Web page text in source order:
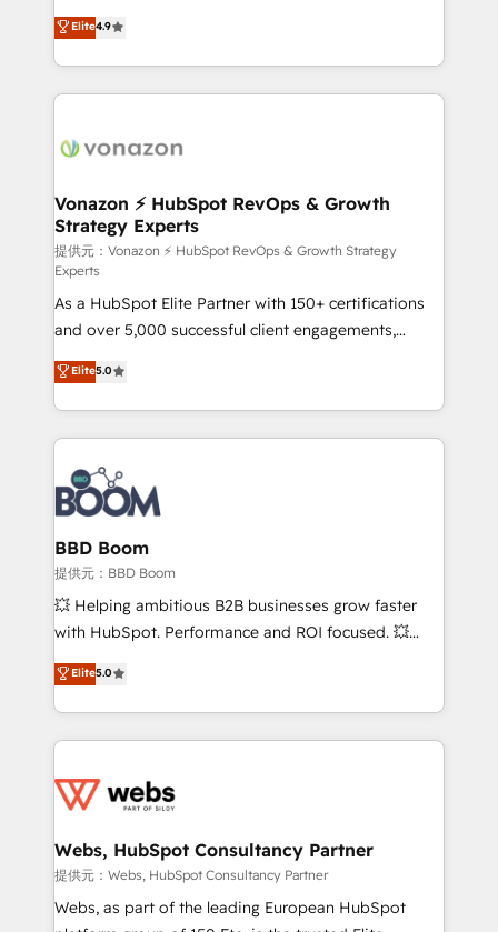
B2B à travers l’acquisition de nouveaux clients,
l'intégration CRM et le développement des revenus
auprès de vos comptes existants. En France et à
l'international, nous travaillons avec des ETI
delà d’une simple transformation digitale et des
➤ L’intégration de CRM et de méthodologie RevOps
pour aligner les équipes marketing, commerciales et
support client (data migration, synchronisation API,
audit et maintenance) ➤ La création de sites internet
de conversion qui transforment les visiteurs en
opportunités d'affaires ➤ La mise en place de
stratégies d'acquisition marketing (SEO, SEA,
inbound, automatisation marketing, ABM, IA,
emailing) Informations clés : - 10 ans d'expérience -
100+ intégrations CRM HubSpot réussies - 40
experts conseil - 150 certifications HubSpot
cumulées
Elite4.9
Vonazon ⚡ HubSpot RevOps & Growth
Strategy Experts
提供元：Vonazon ⚡ HubSpot RevOps & Growth Strategy
Experts
As a HubSpot Elite Partner with 150+ certifications
and over 5,000 successful client engagements,
Vonazon turns marketing complexity into
measurable, scalable growth. From onboarding to
enterprise-grade campaigns, our in-house team
builds scalable strategies that drive long-term
revenue. ⚙️ HubSpot Integration & Optimization •
Seamless CRM, CMS, and automation setup •
Complex platform migrations and data cleanups •
Custom APIs and third-party integrations 📈 End-to-
End Revenue Acceleration • Lifecycle marketing and
pipeline growth programs • Sales enablement tools
and CRM optimization • Retention strategies with
Execution • 750+ onboardings and 2,000+
implementations • Deep expertise across marketing,
Elite5.0
BBD Boom
提供元：BBD Boom
💥 Helping ambitious B2B businesses grow faster
with HubSpot. Performance and ROI focused. 💥
BBD Boom is the HubSpot partner that can help you
to HubSpot Better. We work with your teams to
solve all your HubSpot challenges and improve user
adoption, sales process and marketing results.
the first time 🔧 Designing and optimising your
and build using HubSpot 🔌 Integrating HubSpot
with other systems 🎓 Training your teams to be
HubSpot pros 📊 Lead generation services using
HubSpot Why us? - SIX HubSpot Accreditations -
Elite5.0
Webs, HubSpot Consultancy Partner
提供元：Webs, HubSpot Consultancy Partner
Webs, as part of the leading European HubSpot